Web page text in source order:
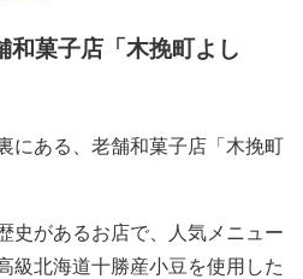
菓子店「木挽町よし
にある、老舗和菓子店「木挽町
史があるお店で、人気メニュー
級北海道十勝産小豆を使用した